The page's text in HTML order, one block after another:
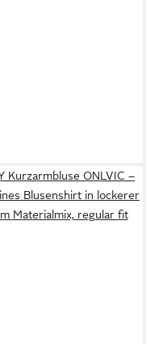
Kurzarmbluse ONLVIC –
Blusenshirt in lockerer
Materialmix, regular fit